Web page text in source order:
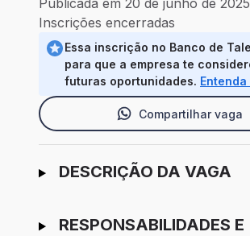
Publicada em 20 de junho de 2025
Inscrições encerradas
Essa inscrição no Banco de
para que a empresa te
futuras oportunidades. Entenda
Compartilhar vaga
Ir para candidatura
DESCRIÇÃO DA VAGA
RESPONSABILIDADES E